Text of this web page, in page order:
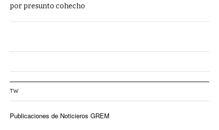
por presunto cohecho
TW
Publicaciones de Noticieros GREM